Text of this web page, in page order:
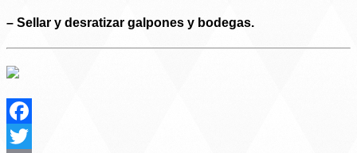
– Sellar y desratizar galpones y bodegas.
Facebook